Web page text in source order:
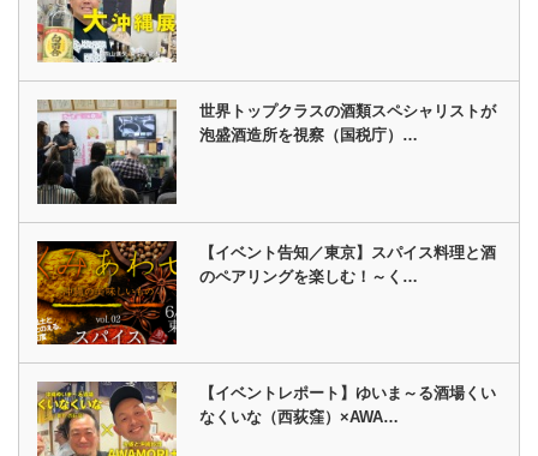
世界トップクラスの酒類スペシャリストが
泡盛酒造所を視察（国税庁）…
【イベント告知／東京】スパイス料理と酒
のペアリングを楽しむ！～く…
【イベントレポート】ゆいま～る酒場くい
なくいな（西荻窪）×AWA…